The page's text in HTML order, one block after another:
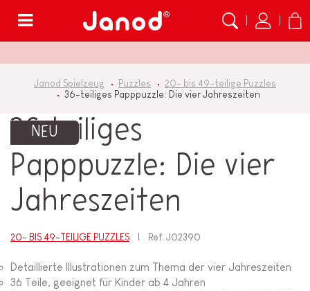
Janod Spielzeug Puzzles
20- bis 49-teilige Puzzles
36-teiliges Papppuzzle: Die vier Jahreszeiten
NEU
36-teiliges
Papppuzzle: Die vier
Jahreszeiten
20- BIS 49-TEILIGE PUZZLES Ref.J02390
Detaillierte Illustrationen zum Thema der vier Jahreszeiten
36 Teile, geeignet für Kinder ab 4 Jahren